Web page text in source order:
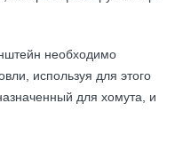
необходимо
используя для этого
для хомута, и